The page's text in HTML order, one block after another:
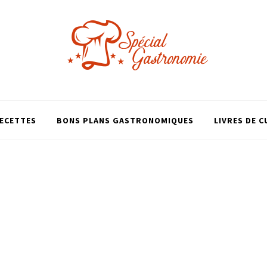
BONS PLANS GASTRONOMIQUES LIVRES DE